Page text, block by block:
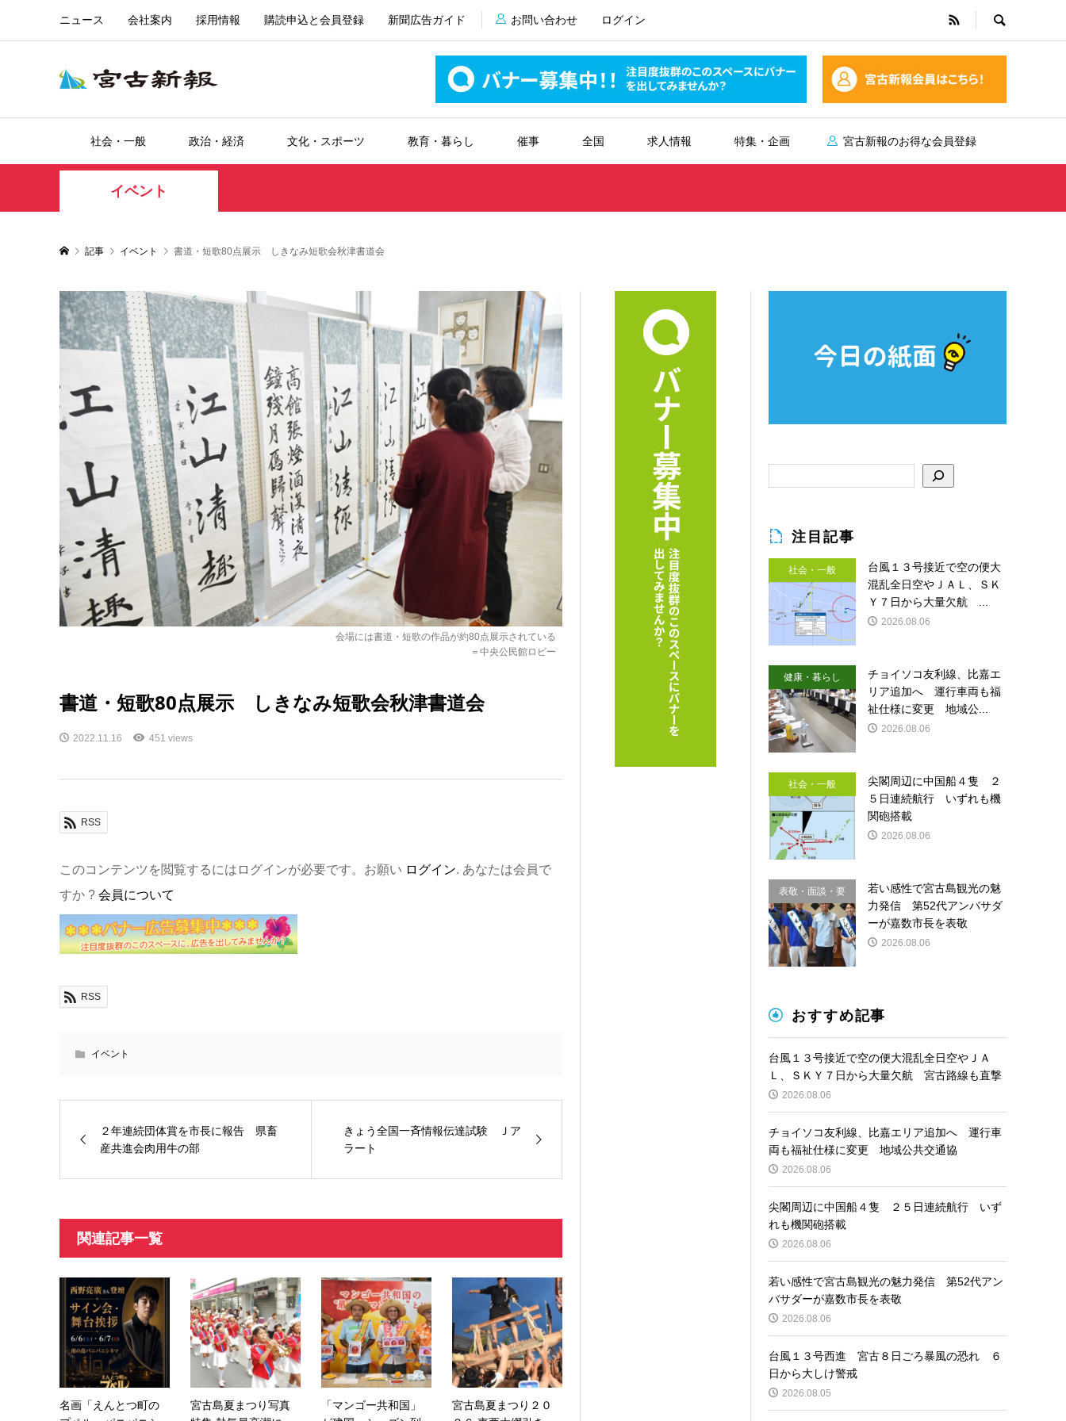
ニュース 会社案内 採用情報 購読申込と会員登録 新聞広告ガイド お問い合わせ ログイン
社会・一般 政治・経済 文化・スポーツ 教育・暮らし 催事 全国 求人情報 特集・企画 宮古新報のお得な会員登録
イベント
記事 イベント 書道・短歌80点展示 しきなみ短歌会秋津書道会
会場には書道・短歌の作品が約80点展示されている
＝中央公民館ロビー
書道・短歌80点展示 しきなみ短歌会秋津書道会
2022.11.16 451 views
RSS
このコンテンツを閲覧するにはログインが必要です。お願い ログイン. あなたは会員で
すか ? 会員について
RSS
イベント
２年連続団体賞を市長に報告 県畜
産共進会肉用牛の部
きょう全国一斉情報伝達試験 Ｊア
ラート
関連記事一覧
名画「えんとつ町の
宮古島夏まつり写真
「マンゴー共和国」
宮古島夏まつり２０
注目記事
社会・一般
台風１３号接近で空の便大
混乱全日空やＪＡＬ、ＳＫ
Ｙ７日から大量欠航 ...
2026.08.06
健康・暮らし
チョイソコ友利線、比嘉エ
リア追加へ 運行車両も福
祉仕様に変更 地域公...
2026.08.06
社会・一般
尖閣周辺に中国船４隻 ２
５日連続航行 いずれも機
関砲搭載
2026.08.06
表敬・面談・要
請
若い感性で宮古島観光の魅
力発信 第52代アンバサダ
ーが嘉数市長を表敬
2026.08.06
おすすめ記事
台風１３号接近で空の便大混乱全日空やＪＡ
Ｌ、ＳＫＹ７日から大量欠航 宮古路線も直撃
2026.08.06
チョイソコ友利線、比嘉エリア追加へ 運行車
両も福祉仕様に変更 地域公共交通協
2026.08.06
尖閣周辺に中国船４隻 ２５日連続航行 いず
れも機関砲搭載
2026.08.06
若い感性で宮古島観光の魅力発信 第52代アン
バサダーが嘉数市長を表敬
2026.08.06
台風１３号西進 宮古８日ごろ暴風の恐れ ６
日から大しけ警戒
2026.08.05